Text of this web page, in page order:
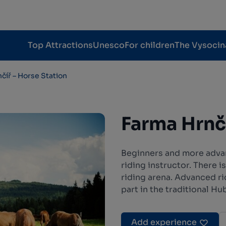
Top AttractionsUnescoFor childrenThe
– Horse Station
Farma
Beginners and more
riding instructor. There
riding arena. Advanced
part in the traditional
Add experience